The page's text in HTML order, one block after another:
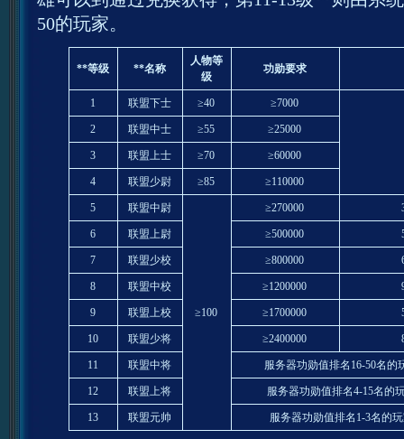
50的玩家。
**等级 **名称
人物等
级
功勋要求
1 联盟下士 ≥40 ≥7000
2 联盟中士 ≥55 ≥25000
3 联盟上士 ≥70 ≥60000
4 联盟少尉 ≥85 ≥110000
5 联盟中尉
≥100
≥270000
6 联盟上尉 ≥500000
7 联盟少校 ≥800000
8 联盟中校 ≥1200000
9 联盟上校 ≥1700000
10 联盟少将 ≥2400000
11 联盟中将 服务器功勋值排名16-50名
12 联盟上将 服务器功勋值排名4-15名的
13 联盟元帅 服务器功勋值排名1-3名的